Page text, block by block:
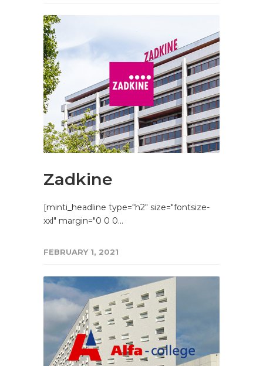
Zadkine
[minti_headline type="h2" size="fontsize-
xxl" margin="0 0 0…
FEBRUARY 1, 2021